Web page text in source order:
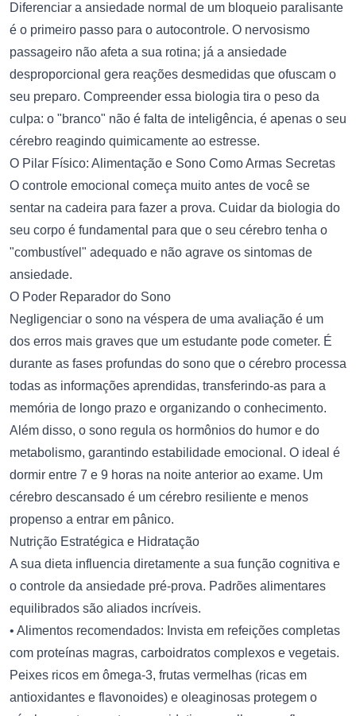
Diferenciar a ansiedade normal de um bloqueio paralisante
é o primeiro passo para o autocontrole. O nervosismo
passageiro não afeta a sua rotina; já a ansiedade
desproporcional gera reações desmedidas que ofuscam o
seu preparo. Compreender essa biologia tira o peso da
culpa: o "branco" não é falta de inteligência, é apenas o seu
cérebro reagindo quimicamente ao estresse.
O Pilar Físico: Alimentação e Sono Como Armas Secretas
O controle emocional começa muito antes de você se
sentar na cadeira para fazer a prova. Cuidar da biologia do
seu corpo é fundamental para que o seu cérebro tenha o
"combustível" adequado e não agrave os sintomas de
ansiedade.
O Poder Reparador do Sono
Negligenciar o sono na véspera de uma avaliação é um
dos erros mais graves que um estudante pode cometer. É
durante as fases profundas do sono que o cérebro processa
todas as informações aprendidas, transferindo-as para a
memória de longo prazo e organizando o conhecimento.
Além disso, o sono regula os hormônios do humor e do
metabolismo, garantindo estabilidade emocional. O ideal é
dormir entre 7 e 9 horas na noite anterior ao exame. Um
cérebro descansado é um cérebro resiliente e menos
propenso a entrar em pânico.
Nutrição Estratégica e Hidratação
A sua dieta influencia diretamente a sua função cognitiva e
o controle da ansiedade pré-prova. Padrões alimentares
equilibrados são aliados incríveis.
• Alimentos recomendados: Invista em refeições completas
com proteínas magras, carboidratos complexos e vegetais.
Peixes ricos em ômega-3, frutas vermelhas (ricas em
antioxidantes e flavonoides) e oleaginosas protegem o